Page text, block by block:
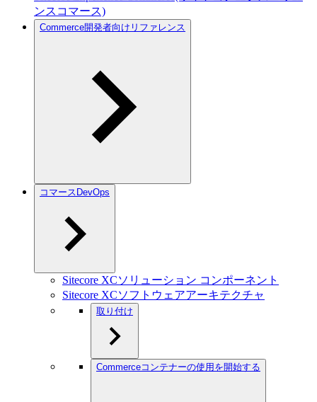
ンスコマース)
Commerce開発者向けリファレンス
コマースDevOps
Sitecore XCソリューション コンポーネント
Sitecore XCソフトウェアアーキテクチャ
取り付け
Commerceコンテナーの使用を開始する